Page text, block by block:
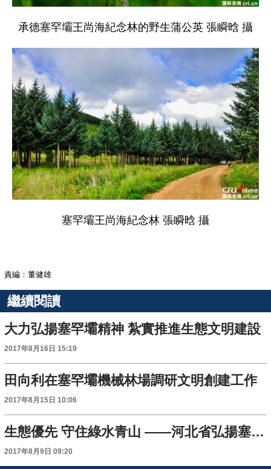
承德塞罕壩王尚海紀念林的野生蒲公英 張瞬晗 攝
塞罕壩王尚海紀念林 張瞬晗 攝
責編：董健雄
繼續閱讀
大力弘揚塞罕壩精神 紮實推進生態文明建設
2017年8月16日 15:19
田向利在塞罕壩機械林場調研文明創建工作
2017年8月15日 10:06
生態優先 守住綠水青山 ——河北省弘揚塞罕壩精神紮實推進生態文明建設紀實
2017年8月9日 09:20